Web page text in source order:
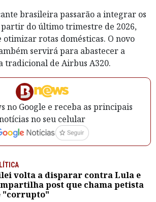
brasileira passarão a integrar os
partir do último trimestre de 2026,
otimizar rotas domésticas. O novo
servirá para abastecer a
tradicional de Airbus A320.
no Google e receba as principais
no seu celular
volta a disparar contra Lula e
post que chama petista
"corrupto"